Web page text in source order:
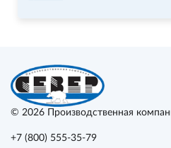
© 2026 Производственная
+7 (800) 555-35-79